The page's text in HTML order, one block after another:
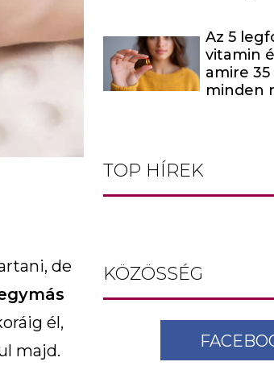
de
él,
majd.
fel
Az 5
vitamin
amire
minden
TOP HÍREK
KÖZÖSSÉG